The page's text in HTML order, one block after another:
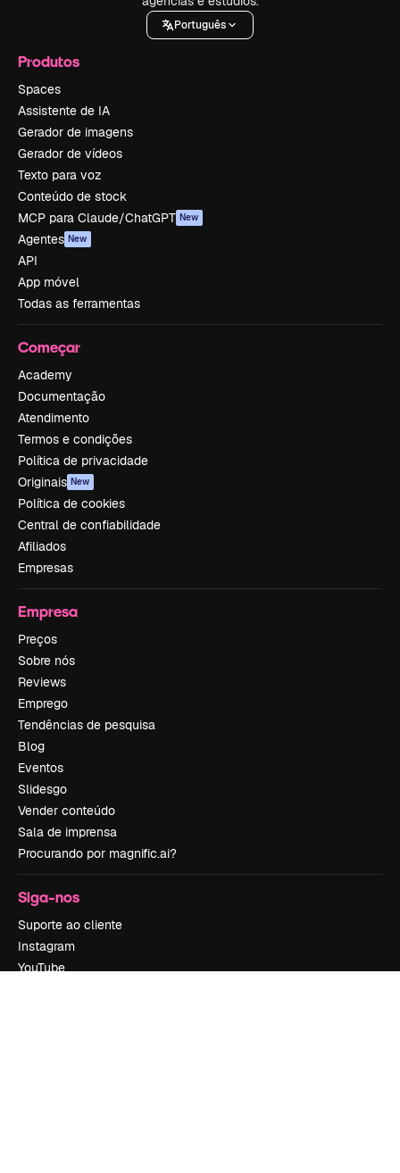
Português
Produtos
Spaces
Assistente de IA
Gerador de imagens
Gerador de vídeos
Texto para voz
Conteúdo de stock
MCP para Claude/ChatGPT New
Agentes New
API
App móvel
Todas as ferramentas
Começar
Academy
Documentação
Atendimento
Termos e condições
Política de privacidade
Originais New
Política de cookies
Central de confiabilidade
Afiliados
Empresas
Empresa
Preços
Sobre nós
Reviews
Emprego
Tendências de pesquisa
Blog
Eventos
Slidesgo
Vender conteúdo
Sala de imprensa
Procurando por magnific.ai?
Siga-nos
Suporte ao cliente
Instagram
YouTube